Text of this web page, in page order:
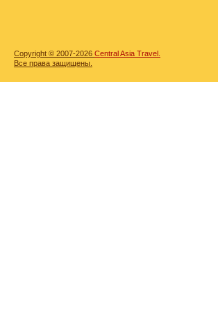
Copyright © 2007-2026 Central Asia Travel.
Все права защищены.